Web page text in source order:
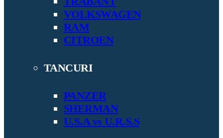
VOLKSWAGEN
RAM
CITROEN
TANCURI
PANZER
SHERMAN
U.S.A vs U.R.S.S